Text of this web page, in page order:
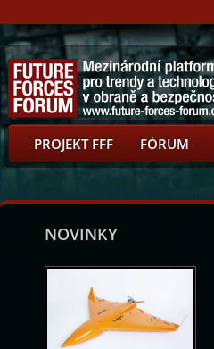
PROJEKT FFF FÓRUM
NOVINKY